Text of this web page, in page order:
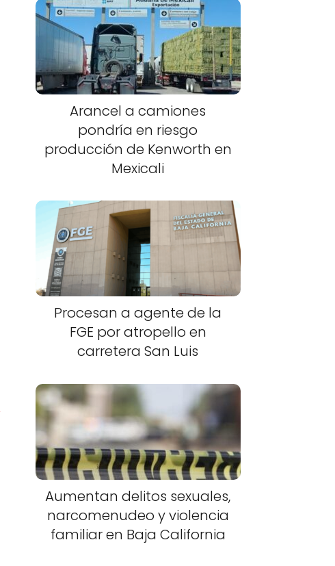
Arancel a camiones
pondría en riesgo
producción de Kenworth en
Mexicali
Procesan a agente de la
FGE por atropello en
carretera San Luis
Aumentan delitos sexuales,
narcomenudeo y violencia
familiar en Baja California